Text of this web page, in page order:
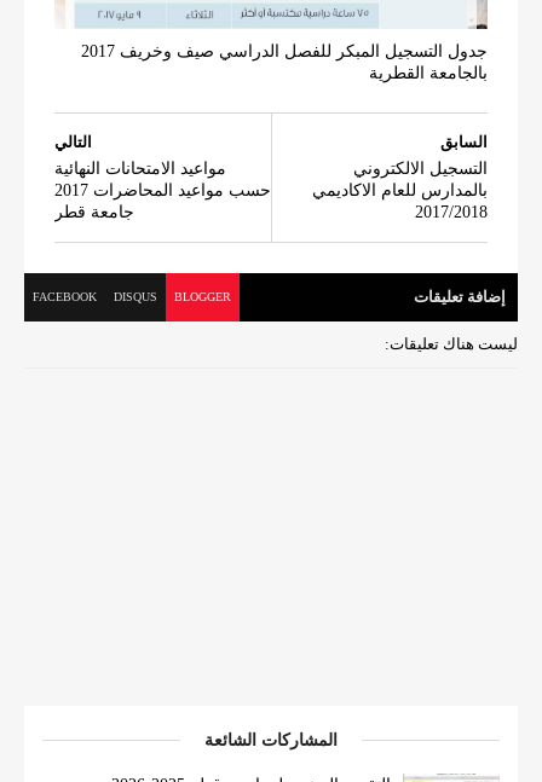
جدول التسجيل المبكر للفصل الدراسي صيف وخريف 2017
بالجامعة القطرية
التالي
مواعيد الامتحانات النهائية
حسب مواعيد المحاضرات 2017
جامعة قطر
السابق
التسجيل الالكتروني
بالمدارس للعام الاكاديمي
2017/2018
إضافة تعليقات BLOGGER
DISQUS
FACEBOOK
ليست هناك تعليقات:
المشاركات الشائعة